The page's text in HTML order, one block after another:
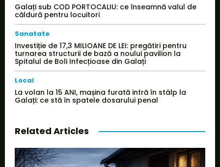
Galați sub COD PORTOCALIU: ce înseamnă valul de
căldură pentru locuitori
Sanatate
Investiție de 17,3 MILIOANE DE LEI: pregătiri pentru
turnarea structurii de bază a noului pavilion la
Spitalul de Boli Infecțioase din Galați
Local
La volan la 15 ANI, mașina furată intră în stâlp la
Galați: ce stă în spatele dosarului penal
Related Articles